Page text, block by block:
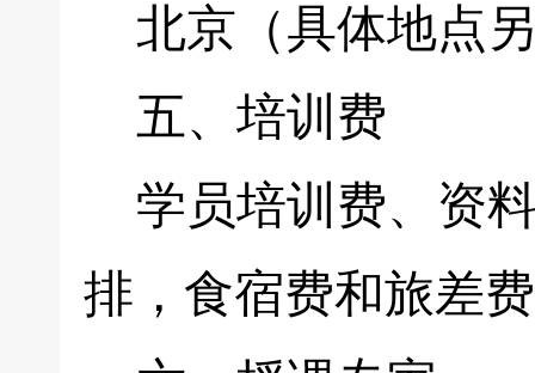
北京（具体地点
五、培训费
学员培训费、资
排，食宿费和旅差